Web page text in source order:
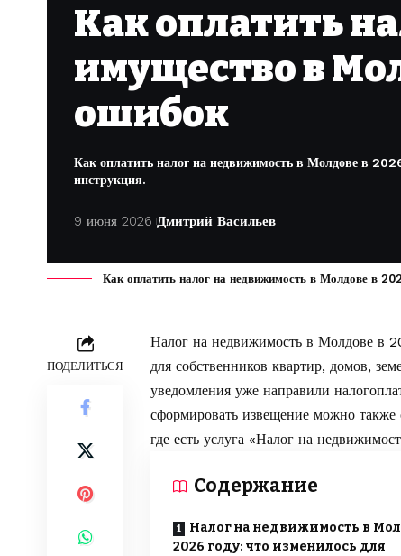
Как оплатить
имущество в
ошибок
Как оплатить налог на недвижимость в Молдове в
инструкция.
9 июня 2026 Дмитрий Васильев
Как оплатить налог на недвижимость в Молдове в
ПОДЕЛИТЬСЯ
Налог на недвижимость в Молдове в
для собственников квартир, домов,
уведомления уже направили
сформировать извещение можно
где есть услуга «Налог на
Содержание
Налог на недвижимость в
2026 году: что изменилось для